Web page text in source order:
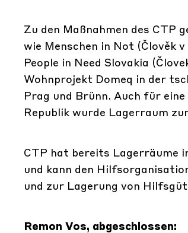
Zu den Maßnahmen des
wie Menschen in Not (Člověk
People in Need Slovakia
Wohnprojekt Domeq in der
Prag und Brünn. Auch für
Republik wurde Lagerraum
CTP hat bereits Lagerräume
und kann den
und zur Lagerung von
Remon Vos, abgeschlossen: